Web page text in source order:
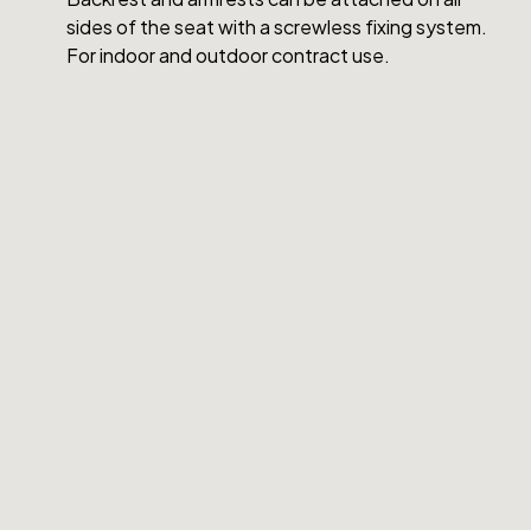
sides of the seat with a screwless fixing system.
For indoor and outdoor contract use.